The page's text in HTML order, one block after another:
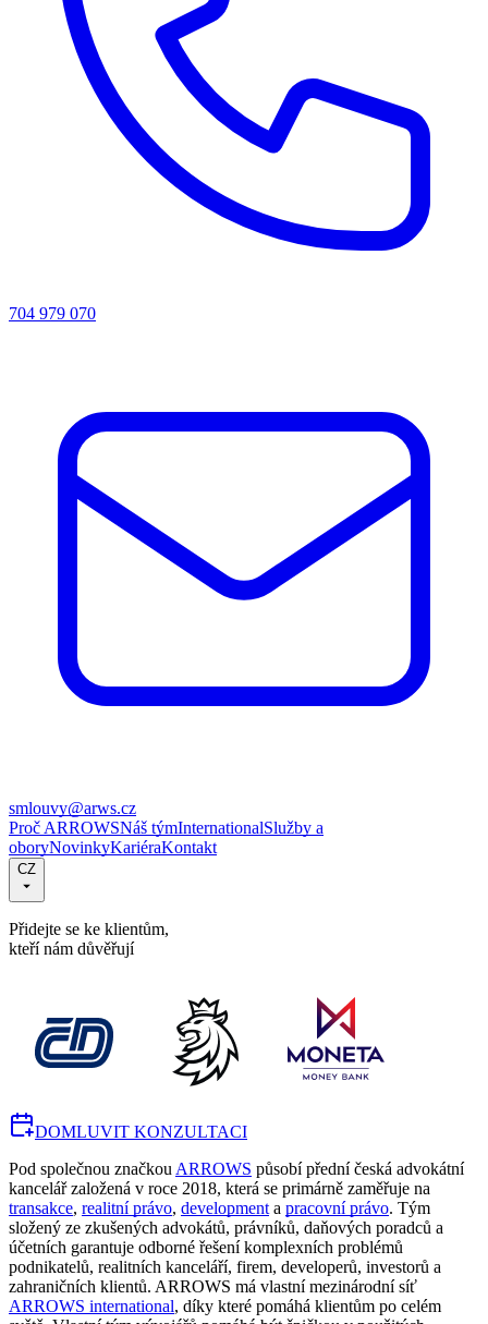
704 979 070
smlouvy@arws.cz
Proč ARROWSNáš týmInternationalSlužby a
oboryNovinkyKariéraKontakt
CZ
Přidejte se ke klientům,
kteří nám důvěřují
DOMLUVIT KONZULTACI
Pod společnou značkou ARROWS působí přední česká advokátní
kancelář založená v roce 2018, která se primárně zaměřuje na
transakce, realitní právo, development a pracovní právo. Tým
složený ze zkušených advokátů, právníků, daňových poradců a
účetních garantuje odborné řešení komplexních problémů
podnikatelů, realitních kanceláří, firem, developerů, investorů a
zahraničních klientů. ARROWS má vlastní mezinárodní síť
ARROWS international, díky které pomáhá klientům po celém